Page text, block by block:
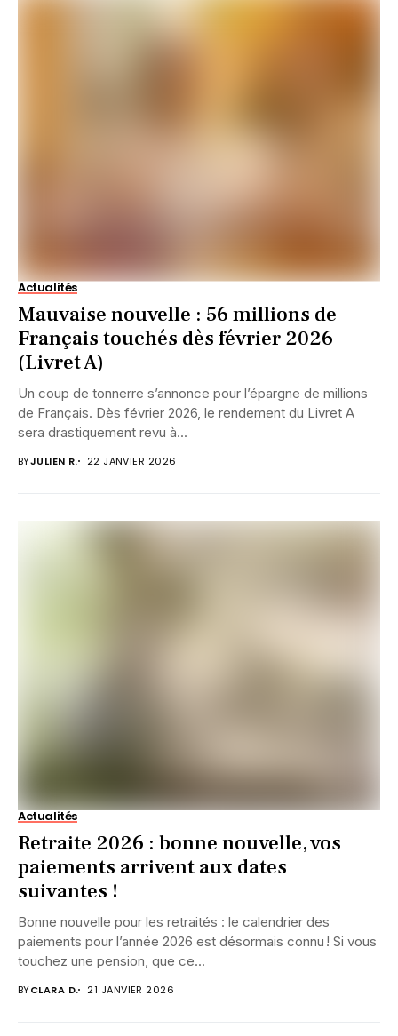
Actualités
Mauvaise nouvelle : 56 millions de
Français touchés dès février 2026
(Livret A)
Un coup de tonnerre s’annonce pour l’épargne de millions
de Français. Dès février 2026, le rendement du Livret A
sera drastiquement revu à...
BYJULIEN R. 22 JANVIER 2026
Actualités
Retraite 2026 : bonne nouvelle, vos
paiements arrivent aux dates
suivantes !
Bonne nouvelle pour les retraités : le calendrier des
paiements pour l’année 2026 est désormais connu ! Si vous
touchez une pension, que ce...
BYCLARA D. 21 JANVIER 2026